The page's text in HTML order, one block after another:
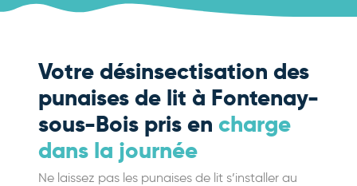
Votre désinsectisation des
punaises de lit à Fontenay-
sous-Bois pris en charge
dans la journée
Ne laissez pas les punaises de lit s’installer au